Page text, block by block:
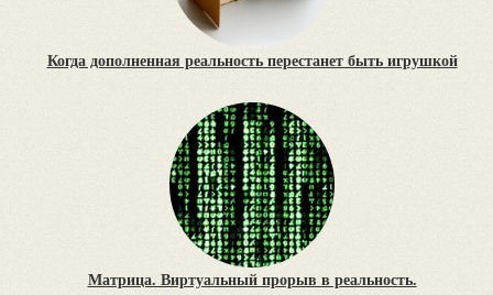
Когда дополненная реальность перестанет быть игрушкой
Матрица. Виртуальный прорыв в реальность.